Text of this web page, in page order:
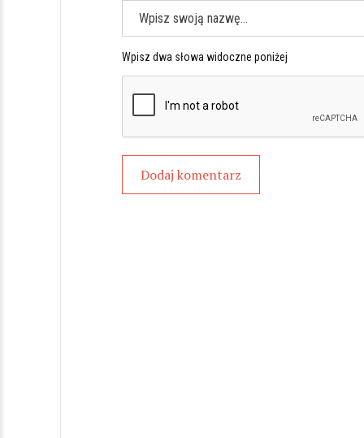
Wpisz dwa słowa widoczne poniżej